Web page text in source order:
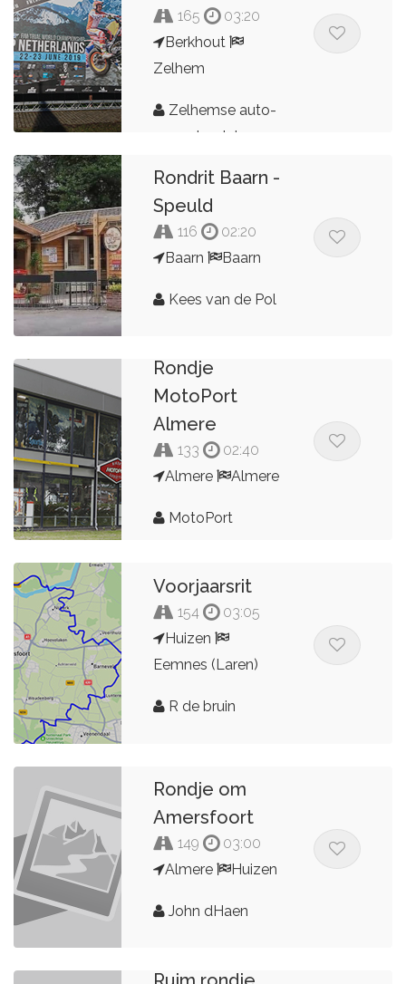
165
03:20
Berkhout
Zelhem
Zelhemse auto-
en motorclub
Rondrit Baarn -
Speuld
116
02:20
Baarn
Baarn
Kees van de Pol
Rondje
MotoPort
Almere
133
02:40
Almere
Almere
MotoPort
Voorjaarsrit
154
03:05
Huizen
Eemnes (Laren)
R de bruin
Rondje om
Amersfoort
149
03:00
Almere
Huizen
John dHaen